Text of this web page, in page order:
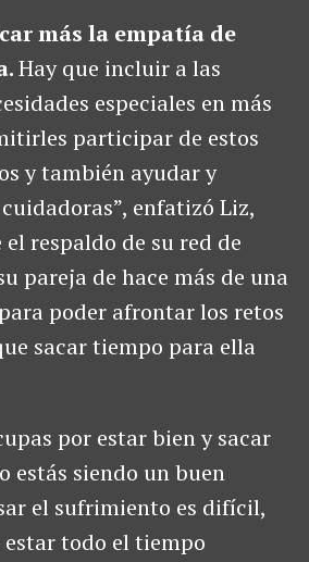
más la empatía de
Hay que incluir a las
especiales en más
participar de estos
y también ayudar y
enfatizó Liz,
respaldo de su red de
pareja de hace más de una
poder afrontar los retos
sacar tiempo para ella
por estar bien y sacar
estás siendo un buen
el sufrimiento es difícil,
estar todo el tiempo